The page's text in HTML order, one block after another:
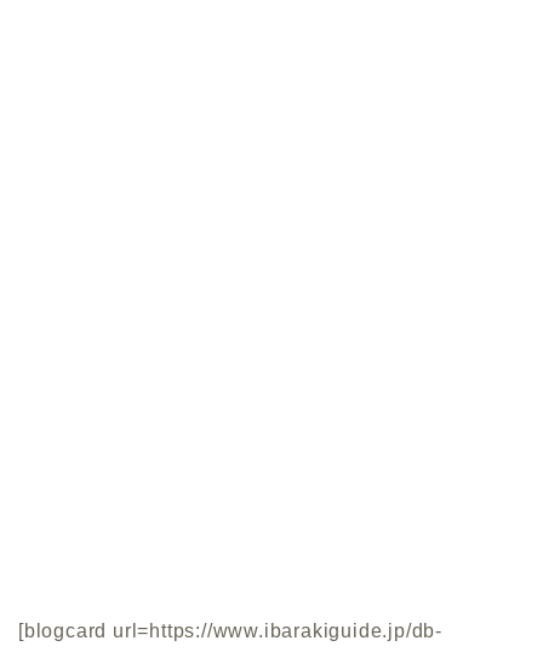
[blogcard url=https://www.ibarakiguide.jp/db-